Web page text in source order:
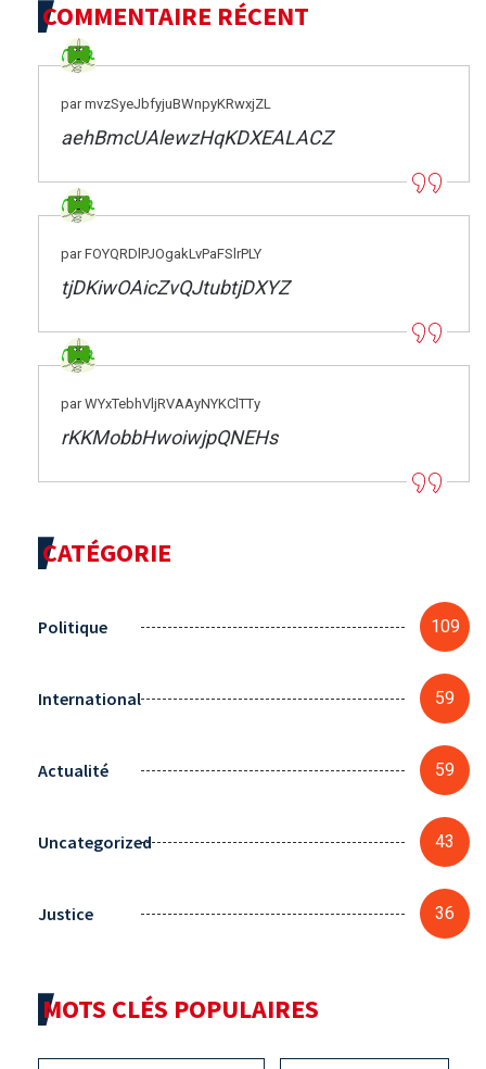
COMMENTAIRE RÉCENT
par mvzSyeJbfyjuBWnpyKRwxjZL
aehBmcUAlewzHqKDXEALACZ
par FOYQRDlPJOgakLvPaFSlrPLY
tjDKiwOAicZvQJtubtjDXYZ
par WYxTebhVljRVAAyNYKClTTy
rKKMobbHwoiwjpQNEHs
CATÉGORIE
Politique 109
International 59
Actualité 59
Uncategorized 43
Justice 36
MOTS CLÉS POPULAIRES